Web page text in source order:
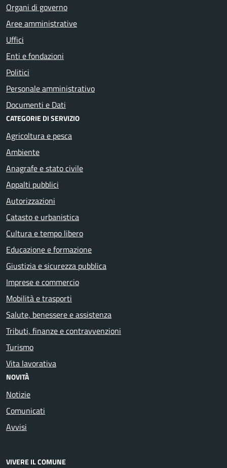
Organi di governo
Aree amministrative
Uffici
Enti e fondazioni
Politici
Personale amministrativo
Documenti e Dati
CATEGORIE DI SERVIZIO
Agricoltura e pesca
Ambiente
Anagrafe e stato civile
Appalti pubblici
Autorizzazioni
Catasto e urbanistica
Cultura e tempo libero
Educazione e formazione
Giustizia e sicurezza pubblica
Imprese e commercio
Mobilità e trasporti
Salute, benessere e assistenza
Tributi, finanze e contravvenzioni
Turismo
Vita lavorativa
NOVITÀ
Notizie
Comunicati
Avvisi
VIVERE IL COMUNE